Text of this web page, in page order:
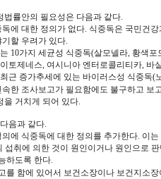
법률안의 필요성은 다음과 같다.
에 대한 정의가 없다. 식중독은 국민건
할 우려가 있다.
10가지 세균성 식중독(살모넬라, 황색
토제네스, 여시니아 엔터로콜리티카,
근 증가추세에 있는 바이러스성 식중독
한 조사보고가 필요함에도 불구하고 보
을 거치게 되어 있다.
음과 같다.
에 식중독에 대한 정의를 추가한다. 이
섭취에 의한 것이 원인이거나 원인으로
하도록 한다.
를 함에 있어서 보건소장이나 보건지소